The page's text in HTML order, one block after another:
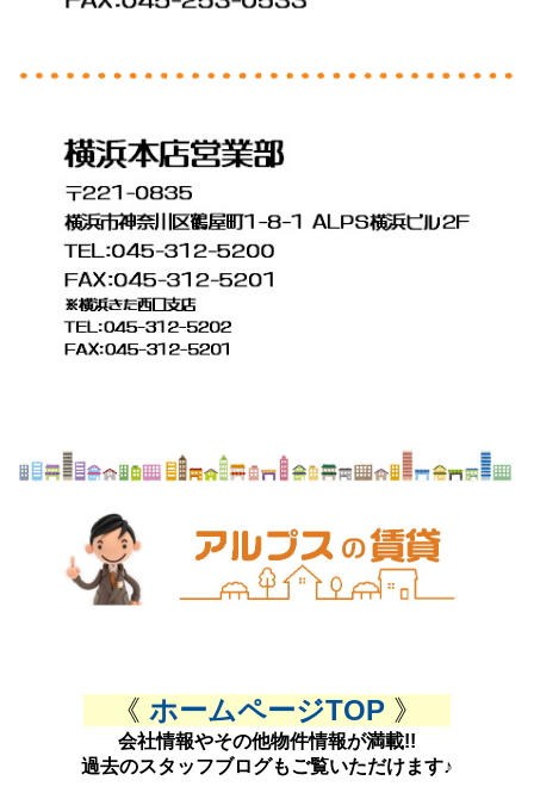
《 ホームページTOP 》
会社情報やその他物件情報が満載!!
過去のスタッフブログもご覧いただけます♪